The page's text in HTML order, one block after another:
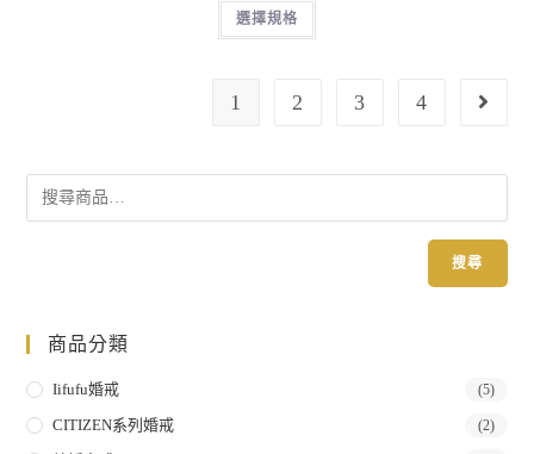
選擇規格
1 2 3 4
搜尋
商品分類
Iifufu婚戒 (5)
CITIZEN系列婚戒 (2)